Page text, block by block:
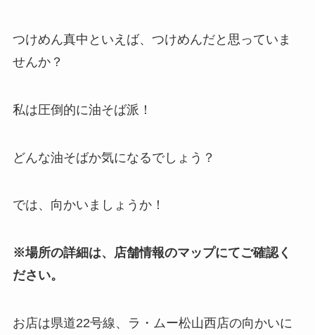
つけめん真中といえば、つけめんだと思っていま
せんか？
私は圧倒的に油そば派！
どんな油そばか気になるでしょう？
では、向かいましょうか！
※場所の詳細は、店舗情報のマップにてご確認く
ださい。
お店は県道22号線、ラ・ムー松山西店の向かいに